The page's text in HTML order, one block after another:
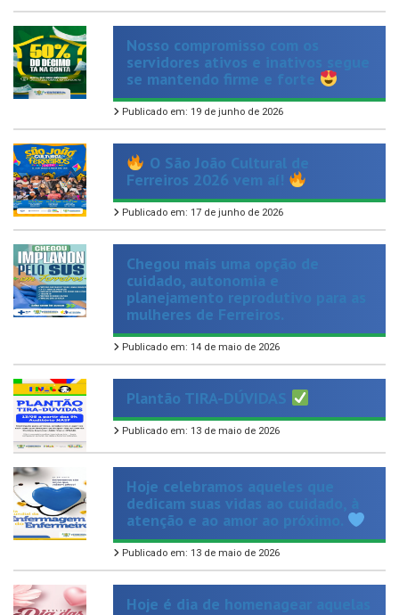
Nosso compromisso com os
servidores ativos e inativos segue
se mantendo firme e forte
Publicado em: 19 de junho de 2026
O São João Cultural de
Ferreiros 2026 vem aí!
Publicado em: 17 de junho de 2026
Chegou mais uma opção de
cuidado, autonomia e
planejamento reprodutivo para as
mulheres de Ferreiros.
Publicado em: 14 de maio de 2026
Plantão TIRA-DÚVIDAS
Publicado em: 13 de maio de 2026
Hoje celebramos aqueles que
dedicam suas vidas ao cuidado, à
atenção e ao amor ao próximo.
Publicado em: 13 de maio de 2026
Hoje é dia de homenagear aquelas
que representam amor, força e
cuidado em sua forma mais